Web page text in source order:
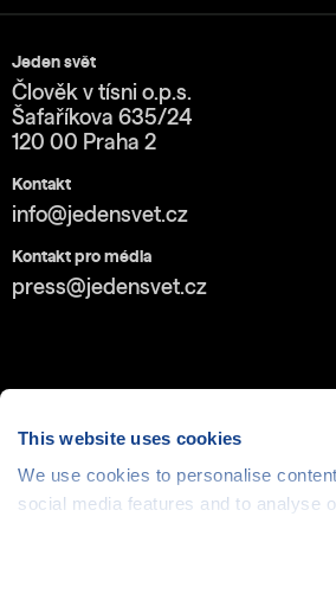
This website uses cookies
We use cookies to personalise
social media features and to analyse
media, advertising and analytics
Jeden svět
Člověk v tísni o.p.s.
Šafaříkova 635/24
120 00 Praha 2
Kontakt
info@jedensvet.cz
Kontakt pro média
press@jedensvet.cz
Cookies| © 1999-2026 Člověk v